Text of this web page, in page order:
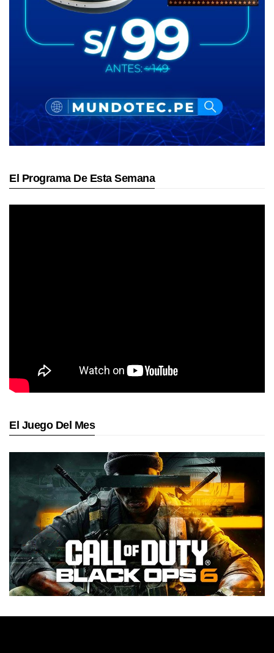
El Programa De Esta Semana
El Juego Del Mes